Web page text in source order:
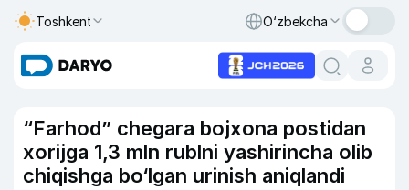
Toshkent O‘zbekcha
“Farhod” chegara bojxona postidan
xorijga 1,3 mln rublni yashirincha olib
chiqishga bo‘lgan urinish aniqlandi